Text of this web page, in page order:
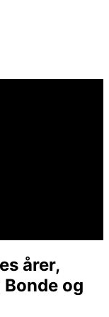
årer,
og